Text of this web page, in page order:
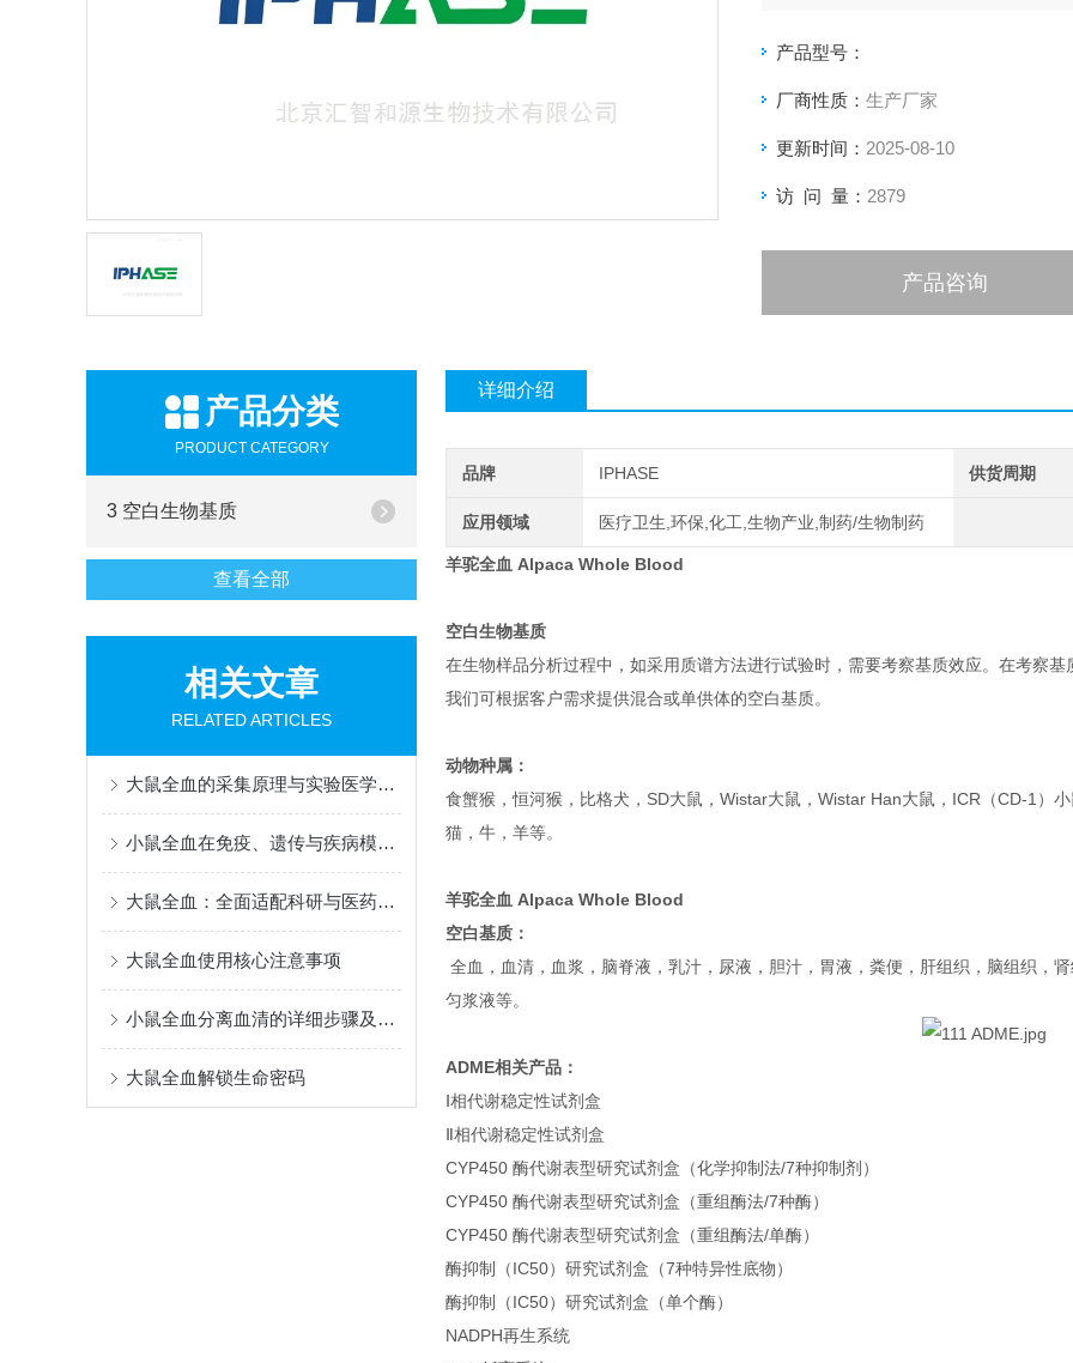
在生物样品分析过程中，如采用质谱
程中，需使用至少6批来自不同供体的
产品型号：
厂商性质： 生产厂家
更新时间： 2025-08-10
访 问 量： 2879
产品咨询
产品分类
PRODUCT CATEGORY
3 空白生物基质
查看全部
相关文章
RELATED ARTICLES
大鼠全血的采集原理与实验医学应用
小鼠全血在免疫、遗传与疾病模型研究中的多维应用
大鼠全血：全面适配科研与医药检测，赋能多场景实验研究
大鼠全血使用核心注意事项
小鼠全血分离血清的详细步骤及要点
大鼠全血解锁生命密码
详细介绍
品牌 IPHASE 供货周期
应用领域 医疗卫生,环保,化工,生物产业,制药/生物制药
羊驼全血 Alpaca Whole Blood
空白生物基质
在生物样品分析过程中，如采用质谱方法进行试验时，需要考察基质效应。在考察
我们可根据客户需求提供混合或单供体的空白基质。
动物种属：
食蟹猴，恒河猴，比格犬，SD大鼠，Wistar大鼠，Wistar Han大鼠，ICR（CD-1）
猫，牛，羊等。
羊驼全血 Alpaca Whole Blood
空白基质：
全血，血清，血浆，脑脊液，乳汁，尿液，胆汁，胃液，粪便，肝组织，脑组织，
匀浆液等。
ADME相关产品：
Ⅰ相代谢稳定性试剂盒
Ⅱ相代谢稳定性试剂盒
CYP450 酶代谢表型研究试剂盒（化学抑制法/7种抑制剂）
CYP450 酶代谢表型研究试剂盒（重组酶法/7种酶）
CYP450 酶代谢表型研究试剂盒（重组酶法/单酶）
酶抑制（IC50）研究试剂盒（7种特异性底物）
酶抑制（IC50）研究试剂盒（单个酶）
NADPH再生系统